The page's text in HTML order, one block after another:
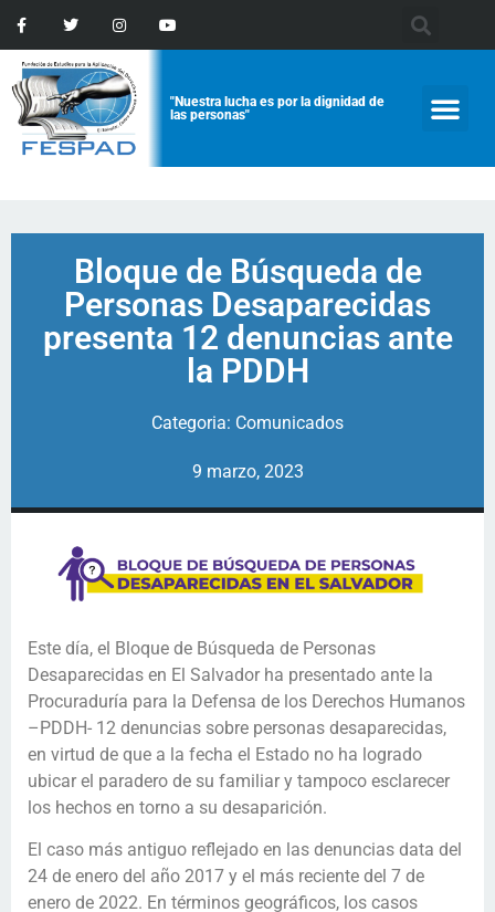
"Nuestra lucha es por la dignidad de
las personas"
Bloque de Búsqueda de
Personas Desaparecidas
presenta 12 denuncias ante
la PDDH
Categoria: Comunicados
9 marzo, 2023
Este día, el Bloque de Búsqueda de Personas
Desaparecidas en El Salvador ha presentado ante la
Procuraduría para la Defensa de los Derechos Humanos
–PDDH- 12 denuncias sobre personas desaparecidas,
en virtud de que a la fecha el Estado no ha logrado
ubicar el paradero de su familiar y tampoco esclarecer
los hechos en torno a su desaparición.
El caso más antiguo reflejado en las denuncias data del
24 de enero del año 2017 y el más reciente del 7 de
enero de 2022. En términos geográficos, los casos